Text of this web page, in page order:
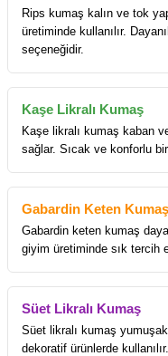
Rips kumaş kalın ve tok
üretiminde kullanılır.
seçeneğidir.
Kaşe Likralı Kumaş
Kaşe likralı kumaş kaban
sağlar. Sıcak ve konforlu
Gabardin Keten Kumaş
Gabardin keten kumaş
giyim üretiminde sık tercih
Süet Likralı Kumaş
Süet likralı kumaş
dekoratif ürünlerde